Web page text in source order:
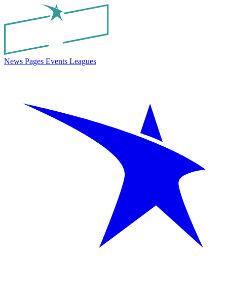
News Pages Events Leagues